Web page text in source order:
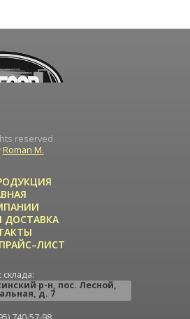
reserved
Roman M.
ДОСТАВКА
р-н, пос. Лесной,
, д. 7